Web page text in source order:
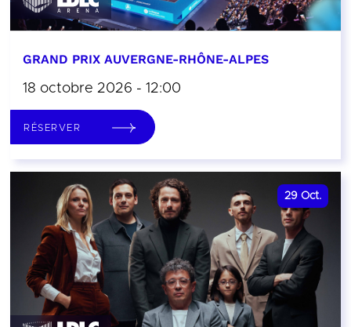
GRAND PRIX AUVERGNE-RHÔNE-ALPES
18 octobre 2026 - 12:00
RÉSERVER
29 Oct.